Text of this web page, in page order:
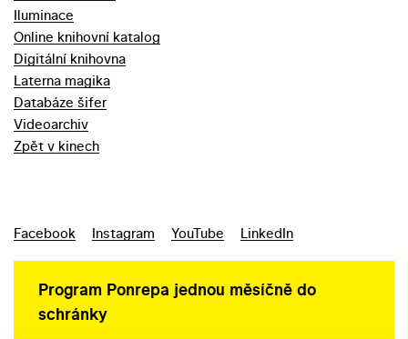
Iluminace
Online knihovní katalog
Digitální knihovna
Laterna magika
Databáze šifer
Videoarchiv
Zpět v kinech
Facebook Instagram YouTube LinkedIn
Program Ponrepa jednou měsíčně do
schránky